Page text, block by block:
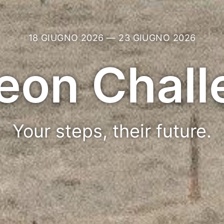
18 GIUGNO 2026 — 23 GIUGNO 2026
Your steps, their future.